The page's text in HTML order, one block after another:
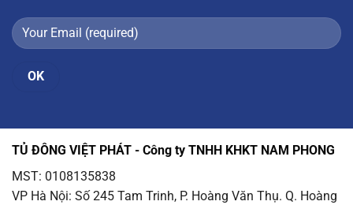
TỦ ĐÔNG VIỆT PHÁT - Công ty TNHH KHKT NAM PHONG
MST: 0108135838
VP Hà Nội: Số 245 Tam Trinh, P. Hoàng Văn Thụ. Q. Hoàng